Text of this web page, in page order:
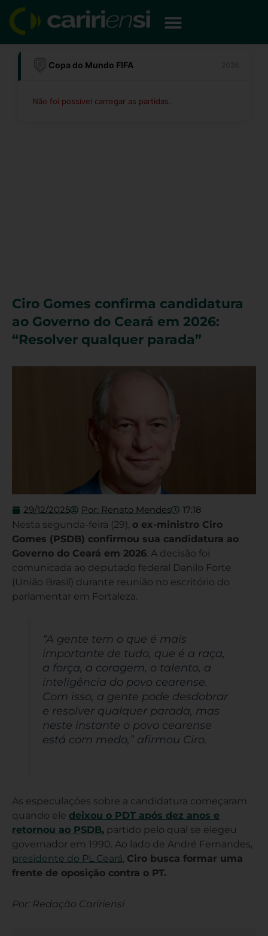
para
conteúdo
Copa do Mundo FIFA
Não foi possível carregar as partidas.
Ciro Gomes confirma candidatura
ao Governo do Ceará em 2026:
“Resolver qualquer parada”
29/12/2025 Por: Renato Mendes 17:18
Nesta segunda-feira (29), o ex-ministro Ciro
Gomes (PSDB) confirmou sua candidatura ao
Governo do Ceará em 2026. A decisão foi
comunicada ao deputado federal Danilo Forte
(União Brasil) durante reunião no escritório do
parlamentar em Fortaleza.
“A gente tem o que é mais
importante de tudo, que é a raça,
a força, a coragem, o talento, a
inteligência do povo cearense.
Com isso, a gente pode desdobrar
e resolver qualquer parada, mas
neste instante o povo cearense
está com medo,” afirmou Ciro.
As especulações sobre a candidatura começaram
quando ele deixou o PDT após dez anos e
retornou ao PSDB, partido pelo qual se elegeu
governador em 1990. Ao lado de André Fernandes,
presidente do PL Ceará Ciro busca formar uma
frente de oposição contra o PT.
Por: Redação Caririensi